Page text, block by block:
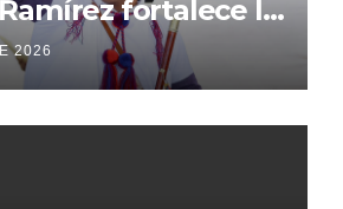
fortalece la
de Aldama
histórica
2026